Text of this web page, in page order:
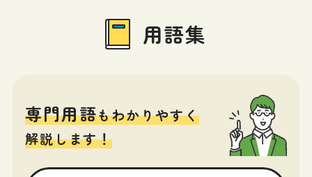
用語集
専門用語もわかりやすく
解説します！